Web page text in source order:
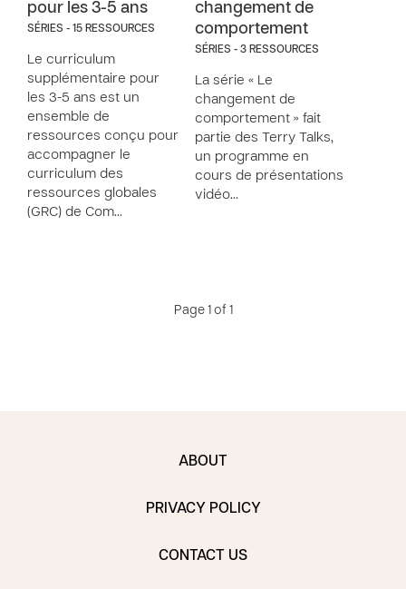
pour les 3-5 ans
SÉRIES - 15 RESSOURCES
Le curriculum
supplémentaire pour
les 3-5 ans est un
ensemble de
ressources conçu pour
accompagner le
curriculum des
ressources globales
(GRC) de Com…
changement de
comportement
SÉRIES - 3 RESSOURCES
La série « Le
changement de
comportement » fait
partie des Terry Talks,
un programme en
cours de présentations
vidéo…
Page 1 of 1
ABOUT
PRIVACY POLICY
CONTACT US